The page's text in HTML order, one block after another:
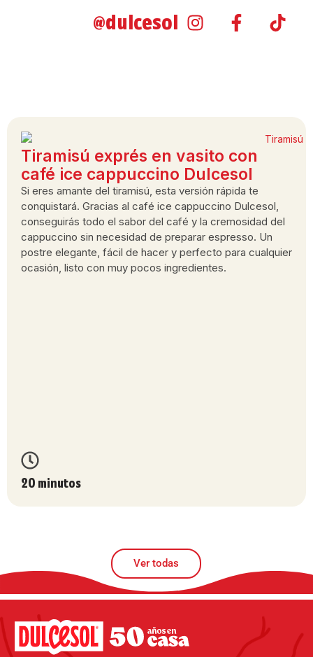
@dulcesol
Tiramisú exprés en vasito con
café ice cappuccino Dulcesol
Si eres amante del tiramisú, esta versión rápida te
conquistará. Gracias al café ice cappuccino Dulcesol,
conseguirás todo el sabor del café y la cremosidad del
cappuccino sin necesidad de preparar espresso. Un
postre elegante, fácil de hacer y perfecto para cualquier
ocasión, listo con muy pocos ingredientes.
20 minutos
Ver todas